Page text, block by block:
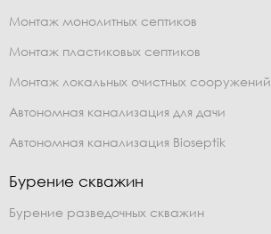
Монтаж монолитных септиков
Монтаж пластиковых септиков
Монтаж локальных очистных сооружений
Автономная канализация для дачи
Автономная канализация Bioseptik
Бурение скважин
Бурение разведочных скважин